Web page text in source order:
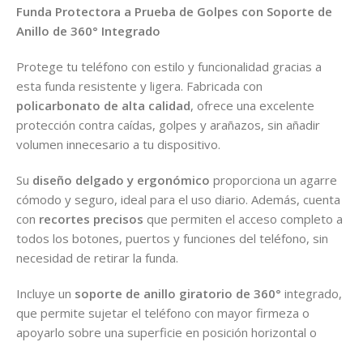
Funda Protectora a Prueba de Golpes con Soporte de
Anillo de 360° Integrado
Protege tu teléfono con estilo y funcionalidad gracias a
esta funda resistente y ligera. Fabricada con
policarbonato de alta calidad, ofrece una excelente
protección contra caídas, golpes y arañazos, sin añadir
volumen innecesario a tu dispositivo.
Su diseño delgado y ergonómico proporciona un agarre
cómodo y seguro, ideal para el uso diario. Además, cuenta
con recortes precisos que permiten el acceso completo a
todos los botones, puertos y funciones del teléfono, sin
necesidad de retirar la funda.
Incluye un soporte de anillo giratorio de 360° integrado,
que permite sujetar el teléfono con mayor firmeza o
apoyarlo sobre una superficie en posición horizontal o